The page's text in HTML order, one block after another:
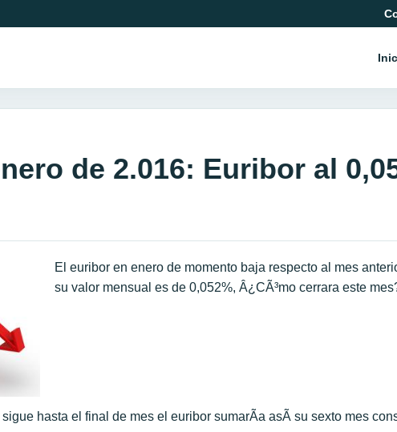
de 2.016: Euribor al
El euribor en enero de momento baja respecto al mes
su valor mensual es de 0,052%, Â¿CÃ³mo cerrara este
hasta el final de mes el euribor sumarÃ­a asÃ­ su sexto mes